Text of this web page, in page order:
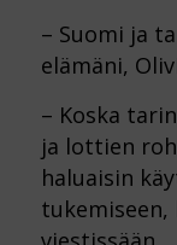
– Suomi ja
elämäni,
– Koska
ja lottien
haluaisin